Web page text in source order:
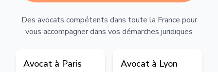
Des avocats compétents dans toute la France pour
vous accompagner dans vos démarches juridiques
Avocat à Paris Avocat à Lyon